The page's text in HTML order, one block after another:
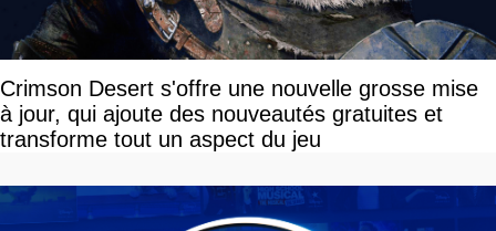
Crimson Desert s'offre une nouvelle grosse mise
à jour, qui ajoute des nouveautés gratuites et
transforme tout un aspect du jeu